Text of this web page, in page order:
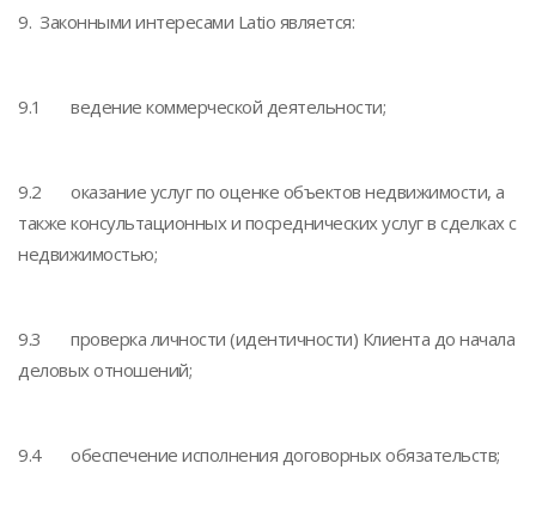
9. Законными интересами Latio является:
9.1 ведение коммерческой деятельности;
9.2 оказание услуг по оценке объектов недвижимости, а
также консультационных и посреднических услуг в сделках с
недвижимостью;
9.3 проверка личности (идентичности) Клиента до начала
деловых отношений;
9.4 обеспечение исполнения договорных обязательств;